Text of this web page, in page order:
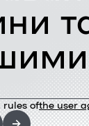
rules ofthe user